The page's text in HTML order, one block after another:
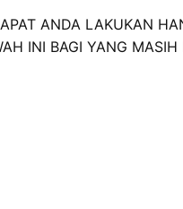
ANDA LAKUKAN
INI BAGI YANG